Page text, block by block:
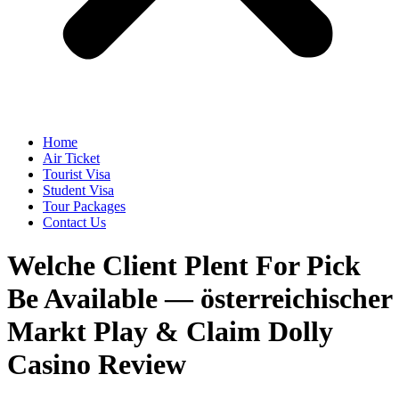
Home
Air Ticket
Tourist Visa
Student Visa
Tour Packages
Contact Us
Welche Client Plent For Pick
Be Available — österreichischer
Markt Play & Claim Dolly
Casino Review